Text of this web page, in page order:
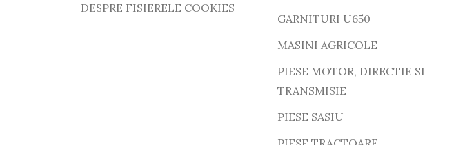
DESPRE FISIERELE COOKIES
GARNITURI U650
MASINI AGRICOLE
PIESE MOTOR, DIRECTIE SI
TRANSMISIE
PIESE SASIU